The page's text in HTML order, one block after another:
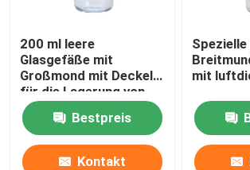
Glaswasserpitcher
Glasweindekanzer
Glasnahrungsmittelvorratsbehälter
200 ml leere
Glasgefäße mit
Großmond mit Deckel
für die Lagerung von
Lebensmitteln
Bestpreis
Kontakt
mit